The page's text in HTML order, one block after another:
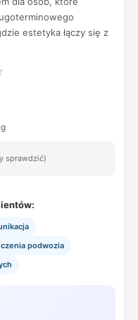
estetyka łączy się z
sprawdzić)
podwozia